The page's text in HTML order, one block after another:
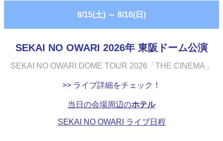
8/15(土) ～ 8/16(日)
SEKAI NO OWARI 2026年 東阪ドーム公演
SEKAI NO OWARI DOME TOUR 2026「THE CINEMA」
>> ライブ詳細をチェック！
当日の会場周辺のホテル
SEKAI NO OWARI ライブ日程